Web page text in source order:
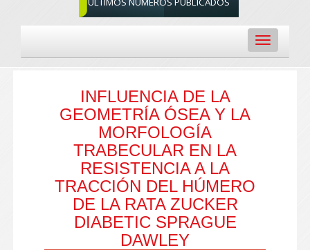
Toggle
navigation
INFLUENCIA DE LA
GEOMETRÍA ÓSEA Y LA
MORFOLOGÍA
TRABECULAR EN LA
RESISTENCIA A LA
TRACCIÓN DEL HÚMERO
DE LA RATA ZUCKER
DIABETIC SPRAGUE
DAWLEY